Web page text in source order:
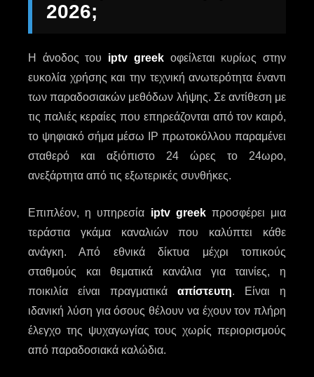
2026;
Η άνοδος του iptv greekοφείλεται κυρίως στην
ευκολία χρήσης και την τεχνική ανωτερότητα έναντι
των παραδοσιακών μεθόδων λήψης. Σε αντίθεση με
τις παλιές κεραίες που επηρεάζονται από τον καιρό,
το ψηφιακό σήμα μέσω IP πρωτοκόλλου παραμένει
σταθερό και αξιόπιστο 24 ώρες το 24ωρο,
ανεξάρτητα από τις εξωτερικές συνθήκες.
Επιπλέον, η υπηρεσία iptv greekπροσφέρει μια
τεράστια γκάμα καναλιών που καλύπτει κάθε
ανάγκη. Από εθνικά δίκτυα μέχρι τοπικούς
σταθμούς και θεματικά κανάλια για ταινίες, η
ποικιλία είναι πραγματικά απίστευτη. Είναι η
ιδανική λύση για όσους θέλουν να έχουν τον πλήρη
έλεγχο της ψυχαγωγίας τους χωρίς περιορισμούς
από παραδοσιακά καλώδια.